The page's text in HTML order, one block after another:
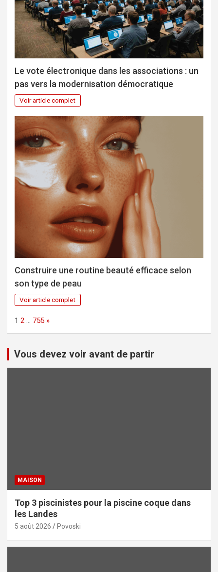
Le vote électronique dans les associations : un
pas vers la modernisation démocratique
Voir article complet
Construire une routine beauté efficace selon
son type de peau
Voir article complet
Page:
1 2 … 755 Next
»
Vous devez voir avant de partir
MAISON
Top 3 piscinistes pour la piscine coque dans
les Landes
5 août 2026 Povoski